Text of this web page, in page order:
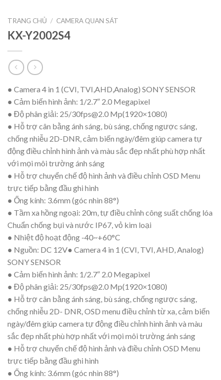
TRANG CHỦ / CAMERA QUAN SÁT
KX-Y2002S4
● Camera 4 in 1 (CVI, TVI,AHD,Analog) SONY SENSOR
● Cảm biến hình ảnh: 1/2.7″ 2.0 Megapixel
● Độ phân giải: 25/30fps@2.0 Mp(1920×1080)
● Hỗ trợ cân bằng ánh sáng, bù sáng, chống ngược sáng,
chống nhiễu 2D-DNR, cảm biến ngày/đêm giúp camera tự
động điều chỉnh hình ảnh và màu sắc đẹp nhất phù hợp nhất
với mọi môi trường ánh sáng
● Hỗ trợ chuyển chế độ hình ảnh và điều chỉnh OSD Menu
trực tiếp bằng đầu ghi hình
● Ống kính: 3.6mm (góc nhìn 88°)
● Tầm xa hồng ngoại: 20m, tự điều chỉnh công suất chống lóa
Chuẩn chống bụi và nước IP67, vỏ kim loại
● Nhiệt độ hoạt động -40~+60°C
● Nguồn: DC 12V● Camera 4 in 1 (CVI, TVI, AHD, Analog)
SONY SENSOR
● Cảm biến hình ảnh: 1/2.7″ 2.0 Megapixel
● Độ phân giải: 25/30fps@2.0 Mp(1920×1080)
● Hỗ trợ cân bằng ánh sáng, bù sáng, chống ngược sáng,
chống nhiễu 2D- DNR, OSD menu điều chỉnh từ xa, cảm biến
ngày/đêm giúp camera tự động điều chỉnh hình ảnh và màu
sắc đẹp nhất phù hợp nhất với mọi môi trường ánh sáng
● Hỗ trợ chuyển chế độ hình ảnh và điều chỉnh OSD Menu
trực tiếp bằng đầu ghi hình
● Ống kính: 3.6mm (góc nhìn 88°)